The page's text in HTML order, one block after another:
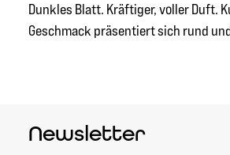
Dunkles Blatt. Kräftiger, voller Duft.
Geschmack präsentiert sich rund
Newsletter